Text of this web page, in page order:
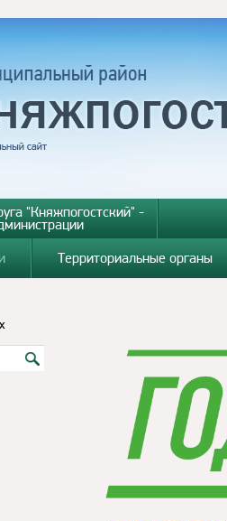
"Княжпогостский" -
Территориальные органы